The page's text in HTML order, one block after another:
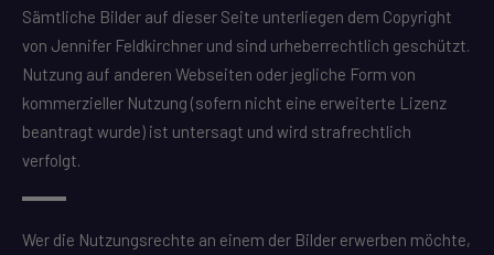
Sämtliche Bilder auf dieser Seite unterliegen dem Copyright
von Jennifer Feldkirchner und sind urheberrechtlich geschützt.
Nutzung auf anderen Webseiten oder jegliche Form von
kommerzieller Nutzung (sofern nicht eine erweiterte Lizenz
beantragt wurde) ist untersagt und wird strafrechtlich
verfolgt.
Wer die Nutzungsrechte an einem der Bilder erwerben möchte,